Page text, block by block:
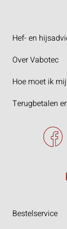
Hef- en
Over Vabotec
Hoe moet ik
Terugbetalen
Bestelservice